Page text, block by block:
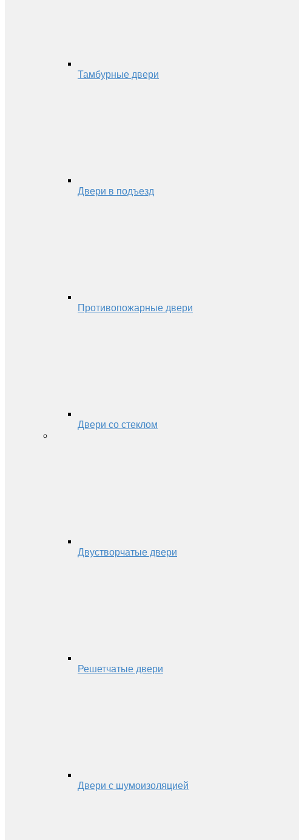
Тамбурные двери
Двери в подъезд
Противопожарные двери
Двери со стеклом
Двустворчатые двери
Решетчатые двери
Двери с шумоизоляцией